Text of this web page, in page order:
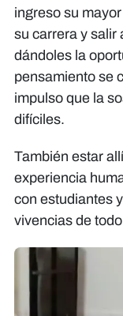
ingreso su
su carrera y salir
dándoles la
pensamiento se
impulso que la
difíciles.
También estar
experiencia
con estudiantes
vivencias de